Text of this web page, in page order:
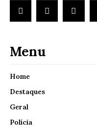
Menu
Home
Destaques
Geral
Polícia